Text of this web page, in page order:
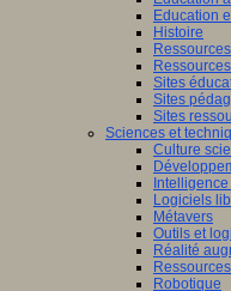
Education
Histoire
Sites
Sites
Sites
Sciences et
Culture
Logiciels
Métavers
Outils et
Réalité
Robotique